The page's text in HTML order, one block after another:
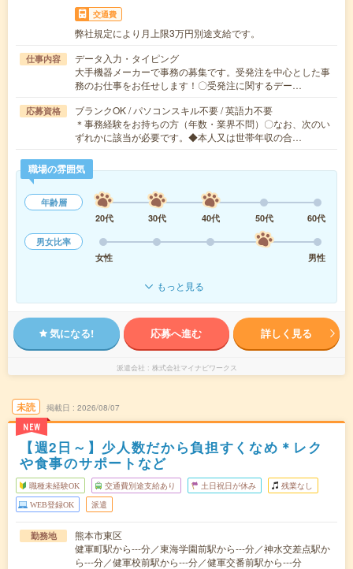
交通費
弊社規定により月上限3万円別途支給です。
仕事内容
データ入力・タイピング
大手機器メーカーで事務の募集です。受発注を中心とした事
務のお仕事をお任せします！〇受発注に関するデー…
応募資格
ブランクOK / パソコンスキル不要 / 英語力不要
＊事務経験をお持ちの方（年数・業界不問）〇なお、次のい
ずれかに該当が必要です。◆本人又は世帯年収の合…
職場の雰囲気
年齢層
20代
30代 40代 50代
60代
男女比率
女性
男性
もっと見る
気になる! 応募へ進む 詳しく見る
派遣会社 株式会社マイナビワークス
未読
NEW
掲載日 2026/08/07
【週2日～】少人数だから負担すくなめ＊レク
や食事のサポートなど
職種未経験OK 交通費別途支給あり 土日祝日が休み 残業なし
WEB登録OK 派遣
勤務地
熊本市東区
健軍町駅から---分／東海学園前駅から---分／神水交差点駅か
ら---分／健軍校前駅から---分／健軍交番前駅から---分